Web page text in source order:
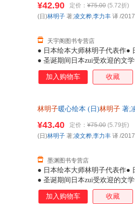
是那么亲切，读林明子就仿佛
在书店遇见林明子，一定要把
● 日本绘本大师林明子代表作●
● 圣诞期间日本zui受欢迎的文
子暖暖的画风吸引到，读罢故
孩虽看上去有些胆小，但她们
诞老人，小黎便勇敢地出门去
是那么亲切，读林明子就仿佛
在书店遇见林明子，一定要把
¥42.90 定价： ¥75.00 (5.72折)
天宇阁图书专营店
(日)林明子 著;凌文桦,李力丰 译 /
加入购物车 收藏
林明子暖心绘本 (日)林明子 著;
● 日本绘本大师林明子代表作●
● 圣诞期间日本zui受欢迎的文
子暖暖的画风吸引到，读罢故
孩虽看上去有些胆小，但她们
¥43.40 定价： ¥75.00 (5.79折)
墨渊图书专营店
(日)林明子 著;凌文桦,李力丰 译 /
加入购物车 收藏